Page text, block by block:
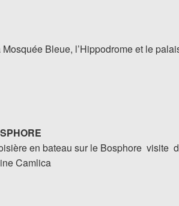
Bleue, l’Hippodrome et le
en bateau sur le Bosphore visite
Camlica